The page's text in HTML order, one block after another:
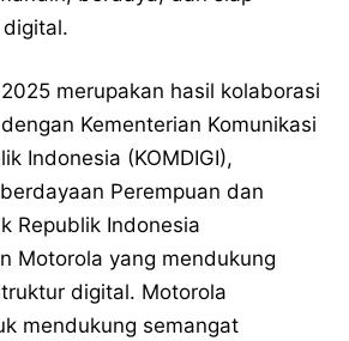
merupakan hasil kolaborasi
Kementerian Komunikasi
Indonesia (KOMDIGI),
Perempuan dan
Republik Indonesia
Motorola yang mendukung
digital. Motorola
mendukung semangat